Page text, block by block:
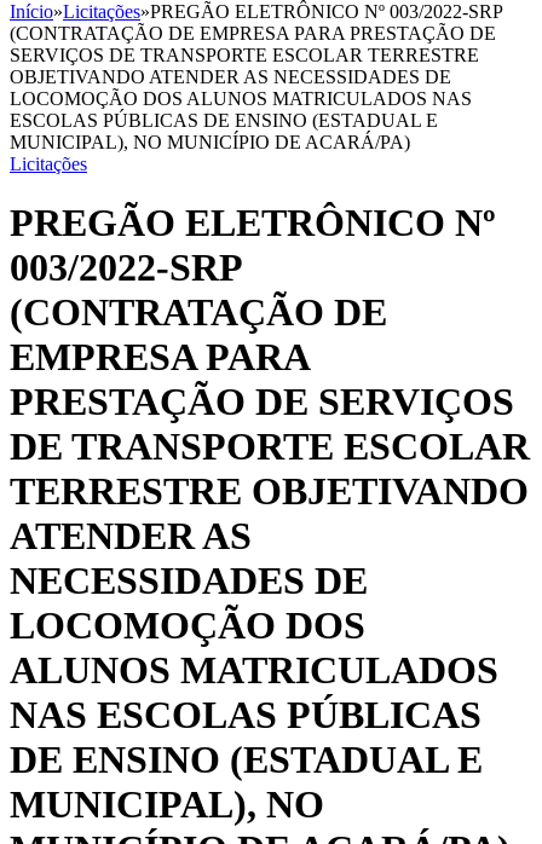
Início»Licitações»PREGÃO ELETRÔNICO Nº 003/2022-SRP
(CONTRATAÇÃO DE EMPRESA PARA PRESTAÇÃO DE
SERVIÇOS DE TRANSPORTE ESCOLAR TERRESTRE
OBJETIVANDO ATENDER AS NECESSIDADES DE
LOCOMOÇÃO DOS ALUNOS MATRICULADOS NAS
ESCOLAS PÚBLICAS DE ENSINO (ESTADUAL E
MUNICIPAL), NO MUNICÍPIO DE ACARÁ/PA)
Licitações
PREGÃO ELETRÔNICO Nº
003/2022-SRP
(CONTRATAÇÃO DE
EMPRESA PARA
PRESTAÇÃO DE SERVIÇOS
DE TRANSPORTE ESCOLAR
TERRESTRE OBJETIVANDO
ATENDER AS
NECESSIDADES DE
LOCOMOÇÃO DOS
ALUNOS MATRICULADOS
NAS ESCOLAS PÚBLICAS
DE ENSINO (ESTADUAL E
MUNICIPAL), NO